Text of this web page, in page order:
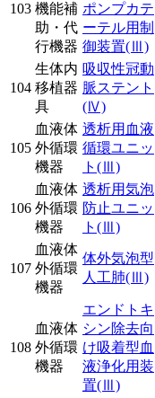
103 機能補
助・代
行機器
ポンプカテ
ーテル用制
御装置(Ⅲ)
104
生体内
移植器
具
吸収性冠動
脈ステント
(Ⅳ)
105
血液体
外循環
機器
透析用血液
循環ユニッ
ト (Ⅲ)
106
血液体
外循環
機器
透析用気泡
防止ユニッ
ト (Ⅲ)
107
血液体
外循環
機器
体外気泡型
人工肺(Ⅲ)
108
血液体
外循環
機器
エンドトキ
シン除去向
け吸着型血
液浄化用装
置(Ⅲ)